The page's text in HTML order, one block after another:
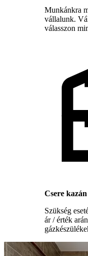
Munkánkra
vállalunk.
válasszon
Csere kazán
Szükség
ár / érték